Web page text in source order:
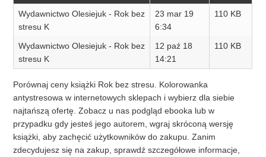
Wydawnictwo Olesiejuk - Rok bez
stresu K
23 mar 19
6:34
110 KB
Wydawnictwo Olesiejuk - Rok bez
stresu K
12 paź 18
14:21
110 KB
Porównaj ceny książki Rok bez stresu. Kolorowanka
antystresowa w internetowych sklepach i wybierz dla siebie
najtańszą ofertę. Zobacz u nas podgląd ebooka lub w
przypadku gdy jesteś jego autorem, wgraj skróconą wersję
książki, aby zachęcić użytkowników do zakupu. Zanim
zdecydujesz się na zakup, sprawdź szczegółowe informacje,